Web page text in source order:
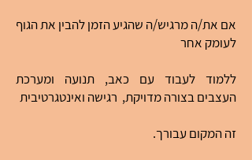
אם את/ה מרגיש/ה שהגיע הזמן להבין את הגוף
לעומק אחר
ללמוד לעבוד עם כאב, תנועה ומערכת
העצבים בצורה מדויקת, רגישה ואינטגרטיבית
זה המקום עבורך.